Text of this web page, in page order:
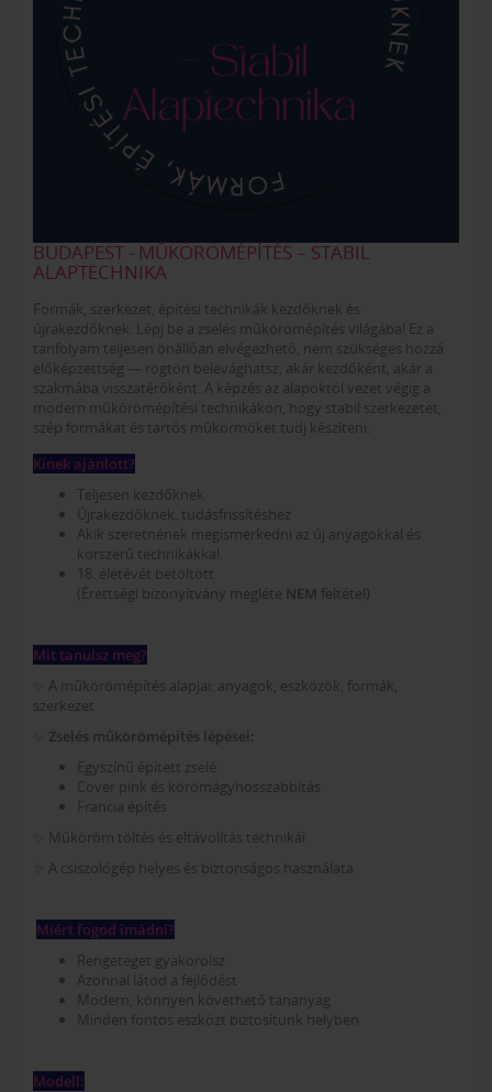
BUDAPEST - MŰKÖRÖMÉPÍTÉS – STABIL
ALAPTECHNIKA
Formák, szerkezet, építési technikák kezdőknek és
újrakezdőknek. Lépj be a zselés műkörömépítés világába! Ez a
tanfolyam teljesen önállóan elvégezhető, nem szükséges hozzá
előképzettség — rögtön belevághatsz, akár kezdőként, akár a
szakmába visszatérőként. A képzés az alapoktól vezet végig a
modern műkörömépítési technikákon, hogy stabil szerkezetet,
szép formákat és tartós műkörmöket tudj készíteni.
Kinek ajánlott?
Teljesen kezdőknek
Újrakezdőknek, tudásfrissítéshez
Akik szeretnének megismerkedni az új anyagokkal és
korszerű technikákkal.
18. életévét betöltött
(Érettségi bizonyítvány megléte NEM feltétel)
Mit tanulsz meg?
✨ A műkörömépítés alapjai: anyagok, eszközök, formák,
szerkezet
Zselés műkörömépítés lépései:
Egyszínű épített zselé
Cover pink és körömágyhosszabbítás
Francia építés
✨ Műköröm töltés és eltávolítás technikái
✨ A csiszológép helyes és biztonságos használata
Miért fogod imádni?
Rengeteget gyakorolsz
Azonnal látod a fejlődést
Modern, könnyen követhető tananyag
Minden fontos eszközt biztosítunk helyben
Modell: